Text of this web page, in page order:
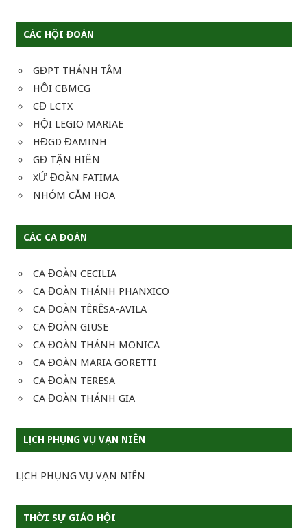
CÁC HỘI ĐOÀN
GĐPT THÁNH TÂM
HỘI CBMCG
CĐ LCTX
HỘI LEGIO MARIAE
HĐGD ĐAMINH
GĐ TẬN HIẾN
XỨ ĐOÀN FATIMA
NHÓM CẮM HOA
CÁC CA ĐOÀN
CA ĐOÀN CECILIA
CA ĐOÀN THÁNH PHANXICO
CA ĐOÀN TÊRÊSA-AVILA
CA ĐOÀN GIUSE
CA ĐOÀN THÁNH MONICA
CA ĐOÀN MARIA GORETTI
CA ĐOÀN TERESA
CA ĐOÀN THÁNH GIA
LỊCH PHỤNG VỤ VẠN NIÊN
LỊCH PHỤNG VỤ VẠN NIÊN
THỜI SỰ GIÁO HỘI